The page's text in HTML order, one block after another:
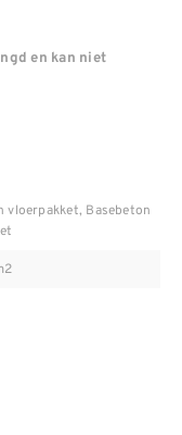
en kan niet
vloerpakket, Basebeton